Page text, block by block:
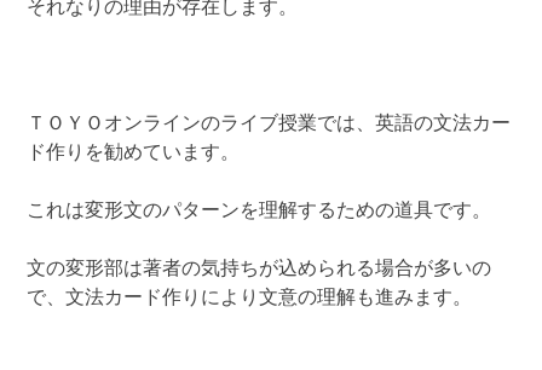
それなりの理由が存在します。
ＴＯＹＯオンラインのライブ授業では、英語の文法カー
ド作りを勧めています。
これは変形文のパターンを理解するための道具です。
文の変形部は著者の気持ちが込められる場合が多いの
で、文法カード作りにより文意の理解も進みます。